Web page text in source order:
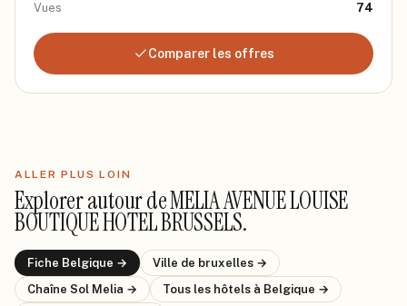
Vues
74
Comparer les offres
ALLER PLUS LOIN
Explorer autour deMELIA AVENUE LOUISE
BOUTIQUE HOTEL BRUSSELS.
Fiche Belgique → Ville de bruxelles →
Chaîne Sol Melia → Tous les hôtels à Belgique →